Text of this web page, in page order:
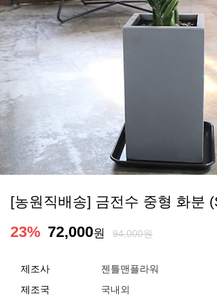
[농원직배송] 금전수 중형 화분
23% 72,000원 94,000원
제조사
젠틀맨플라워
제조국
국내외